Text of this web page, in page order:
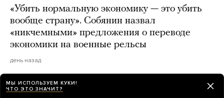
«Убить нормальную экономику — это убить
вообще страну». Собянин назвал
«никчемными» предложения о переводе
экономики на военные рельсы
день назад
МЫ ИСПОЛЬЗУЕМ КУКИ!
ЧТО ЭТО ЗНАЧИТ?